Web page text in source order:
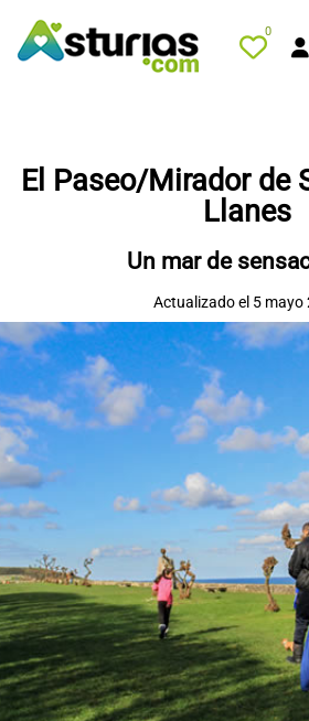
0
RESTAURANTES
TURISMO ACTIVO
TIENDA
AGENDA
CONTACTO
El Paseo/Mirador de
Llanes
Un mar de
Actualizado el 5 mayo